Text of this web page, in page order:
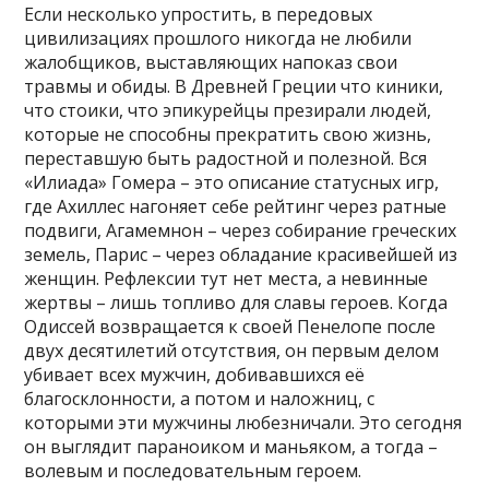
Если несколько упростить, в передовых
цивилизациях прошлого никогда не любили
жалобщиков, выставляющих напоказ свои
травмы и обиды. В Древней Греции что киники,
что стоики, что эпикурейцы презирали людей,
которые не способны прекратить свою жизнь,
переставшую быть радостной и полезной. Вся
«Илиада» Гомера – это описание статусных игр,
где Ахиллес нагоняет себе рейтинг через ратные
подвиги, Агамемнон – через собирание греческих
земель, Парис – через обладание красивейшей из
женщин. Рефлексии тут нет места, а невинные
жертвы – лишь топливо для славы героев. Когда
Одиссей возвращается к своей Пенелопе после
двух десятилетий отсутствия, он первым делом
убивает всех мужчин, добивавшихся её
благосклонности, а потом и наложниц, с
которыми эти мужчины любезничали. Это сегодня
он выглядит параноиком и маньяком, а тогда –
волевым и последовательным героем.